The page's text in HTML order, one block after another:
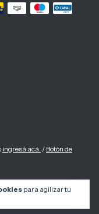
para agilizar tu
ingresá acá. / Botón de
reservados.